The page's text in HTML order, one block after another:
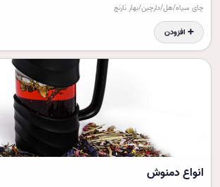
چای سیاه/هل/دارچین/بهار نارنج
➕ افزودن
انواع دمنوش